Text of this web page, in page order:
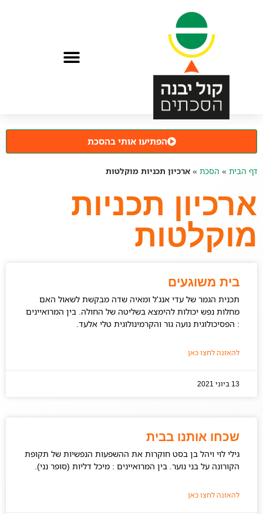
הפתיעו אותי בהסכת
דף הבית » הסכת » ארכיון תכניות מוקלטות
ארכיון תכניות
מוקלטות
בית משוגעים
תכנית הגמר של עדי אנג'ל ומאיה שדה מבקשת לשאול האם
מחלות נפש יכולות להימצא בשליטה של החולה. בין המרואיינים
: הפסיכולוגית נועה גור והקרמינולוגית טלי אלעד.
להאזנה לחצו כאן
13 ביוני 2021
שכחו אותנו בבית
גילי לוי ויהל בן בסט חוקרות את ההשפעות הנפשיות של תקופת
הקורונה על בני נוער. בין המרואיינים : מיכל דליות (סופר נני).
להאזנה לחצו כאן